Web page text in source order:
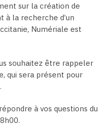
sur la création de
la recherche d’un
Numériale est
souhaitez être rappeler
qui sera présent pour
à vos questions du